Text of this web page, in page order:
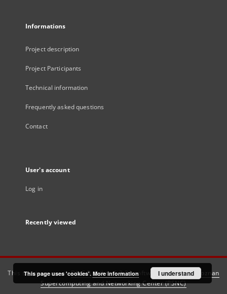
Informations
Project description
Project Participants
Technical information
Frequently asked questions
Contact
User's account
Log in
Recently viewed
This service runs onDInGO dLibra 6.3.21software created by
Poznan
Supercomputing and Networking Center (PSNC)
This page uses 'cookies'. More information I understand